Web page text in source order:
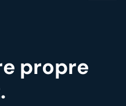
propre